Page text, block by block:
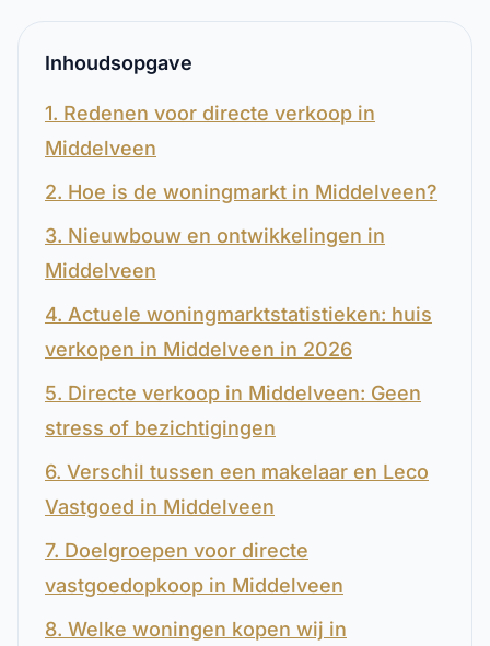
Inhoudsopgave
1. Redenen voor directe verkoop in
Middelveen
2. Hoe is de woningmarkt in Middelveen?
3. Nieuwbouw en ontwikkelingen in
Middelveen
4. Actuele woningmarktstatistieken: huis
verkopen in Middelveen in 2026
5. Directe verkoop in Middelveen: Geen
stress of bezichtigingen
6. Verschil tussen een makelaar en Leco
Vastgoed in Middelveen
7. Doelgroepen voor directe
vastgoedopkoop in Middelveen
8. Welke woningen kopen wij in